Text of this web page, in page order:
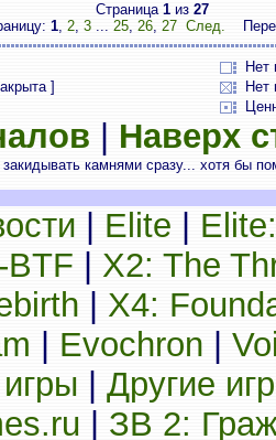
Страница 1из 27
1, 2, 3 ... 25, 26, 27 След.
Нет
]
Нет
Наверх
закидывать камнями сразу... хотя бы
Elite
BTF
X2: The
X4:
Evochron
Другие
ЗВ 2: